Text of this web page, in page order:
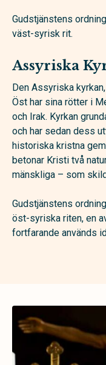
Gudstjänstens
väst-syrisk rit.
Assyriska
Den Assyriska
Öst har sina rötter i
och Irak. Kyrkan
och har sedan dess
historiska kristna
betonar Kristi två
mänskliga – som
Gudstjänstens
öst-syriska riten, en
fortfarande används